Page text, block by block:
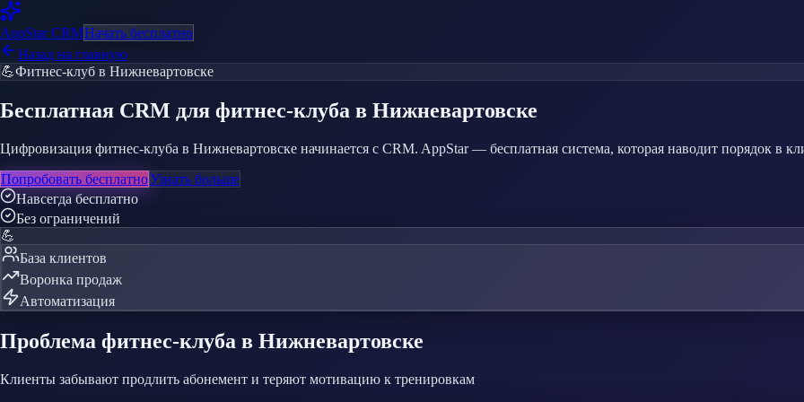
AppStarCRMНачать бесплатно
Назад на главную
💪Фитнес-клуб в Нижневартовске
Бесплатная CRM для фитнес-клуба в Нижневартовске
Цифровизация фитнес-клуба в Нижневартовске начинается с CRM. AppStar — бесплатная система, которая наводит порядок в
Попробовать бесплатноУзнать больше
Навсегда бесплатно
Без ограничений
💪
База клиентов
Воронка продаж
Автоматизация
Проблема фитнес-клуба в Нижневартовске
Клиенты забывают продлить абонемент и теряют мотивацию к тренировкам